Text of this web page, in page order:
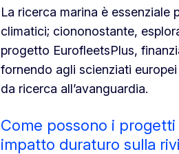
La ricerca marina è essenziale
climatici; ciononostante,
progetto EurofleetsPlus,
fornendo agli scienziati
da ricerca all’avanguardia.
Come possono i
impatto duraturo sulla